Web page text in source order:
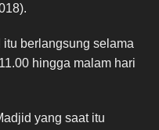
berlangsung selama
hingga malam hari
yang saat itu